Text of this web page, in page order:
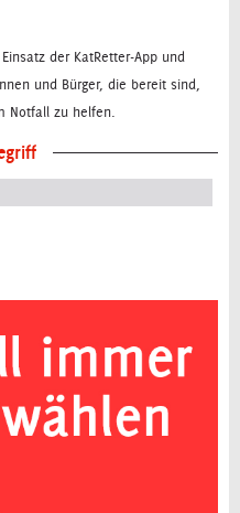
der KatRetter-App und
und Bürger, die bereit sind,
Notfall zu helfen.